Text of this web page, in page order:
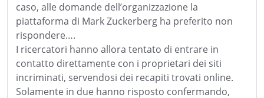
caso, alle domande dell’organizzazione la
piattaforma di Mark Zuckerberg ha preferito non
rispondere….
I ricercatori hanno allora tentato di entrare in
contatto direttamente con i proprietari dei siti
incriminati, servendosi dei recapiti trovati online.
Solamente in due hanno risposto confermando,